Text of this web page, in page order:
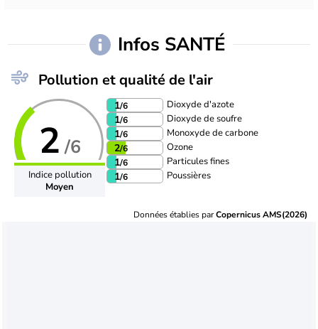
Infos SANTÉ
Pollution et qualité de l'air
2 /6
Indice pollution
Moyen
1/6 Dioxyde d'azote
1/6 Dioxyde de soufre
1/6 Monoxyde de carbone
2/6 Ozone
1/6 Particules fines
1/6 Poussières
Données établies parCopernicus AMS(2026)